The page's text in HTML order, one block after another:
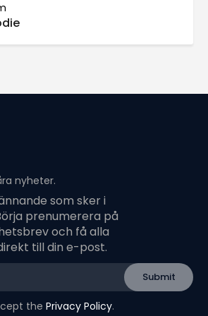
nyheter.
som sker i
prenumerera på
och få alla
till din e-post.
the Privacy Policy.